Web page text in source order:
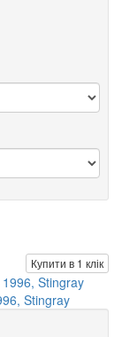
Купити в 1 клік
Stingray